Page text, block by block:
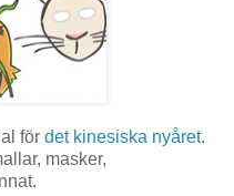
för det kinesiska nyåret.
masker,